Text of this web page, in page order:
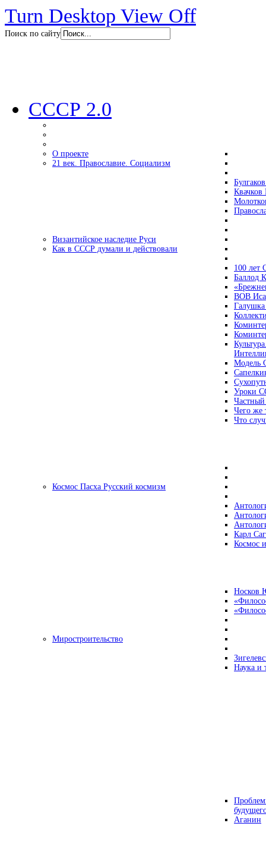
Turn Desktop View Off
Поиск по сайту
СССР 2.0
О проекте
21 век. Православие. Социализм
Византийское наследие Руси
Как в СССР думали и действовали
100 лет
Баллод
ВОВ
Модель
Уроки
Чего же
Что
Космос Пасха Русский космизм
Карл
Космос
Носков
Миростроительство
Наука и
Аганин